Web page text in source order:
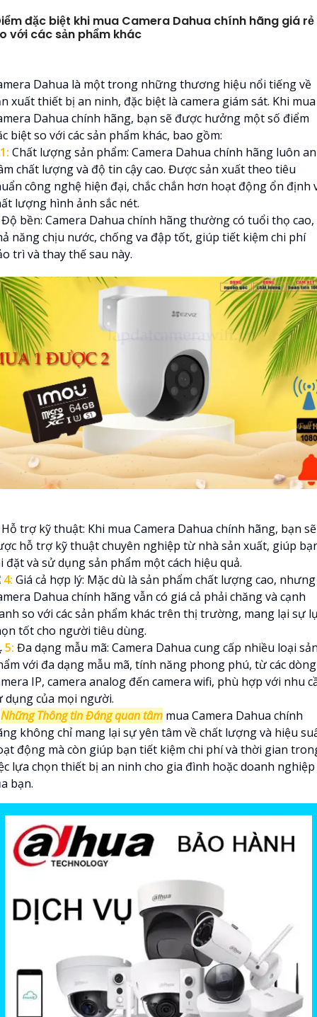
đặc biệt khi mua Camera Dahua chính hãng giá rẻ
với các sản phẩm khác
Dahua là một trong những thương hiệu nổi tiếng về
xuất thiết bị an ninh, đặc biệt là camera giám sát. Khi mua
Dahua chính hãng, bạn sẽ được hưởng một số điểm
biệt so với các sản phẩm khác, bao gồm:
1: Chất lượng sản phẩm: Camera Dahua chính hãng luôn an
chất lượng và độ tin cậy cao. Được sản xuất theo tiêu
công nghệ hiện đại, chắc chắn hơn hoạt động ổn định
lượng hình ảnh sắc nét.
bền: Camera Dahua chính hãng thường có tuổi thọ cao,
năng chịu nước, chống va đập tốt, giúp tiết kiệm chi phí
trì và thay thế sau này.
trợ kỹ thuật: Khi mua Camera Dahua chính hãng, bạn sẽ
hỗ trợ kỹ thuật chuyên nghiệp từ nhà sản xuất, giúp
đặt và sử dụng sản phẩm một cách hiệu quả.
4: Giá cả hợp lý: Mặc dù là sản phẩm chất lượng cao, nhưng
Dahua chính hãng vẫn có giá cả phải chăng và cạnh
so với các sản phẩm khác trên thị trường, mang lại sự
tốt cho người tiêu dùng.
5: Đa dạng mẫu mã: Camera Dahua cung cấp nhiều loại
với đa dạng mẫu mã, tính năng phong phú, từ các dòng
IP, camera analog đến camera wifi, phù hợp với nhu
dụng của mọi người.
Những Thông tin Đáng quan tâm mua Camera Dahua chính
không chỉ mang lại sự yên tâm về chất lượng và hiệu
động mà còn giúp bạn tiết kiệm chi phí và thời gian
lựa chọn thiết bị an ninh cho gia đình hoặc doanh nghiệp
bạn.